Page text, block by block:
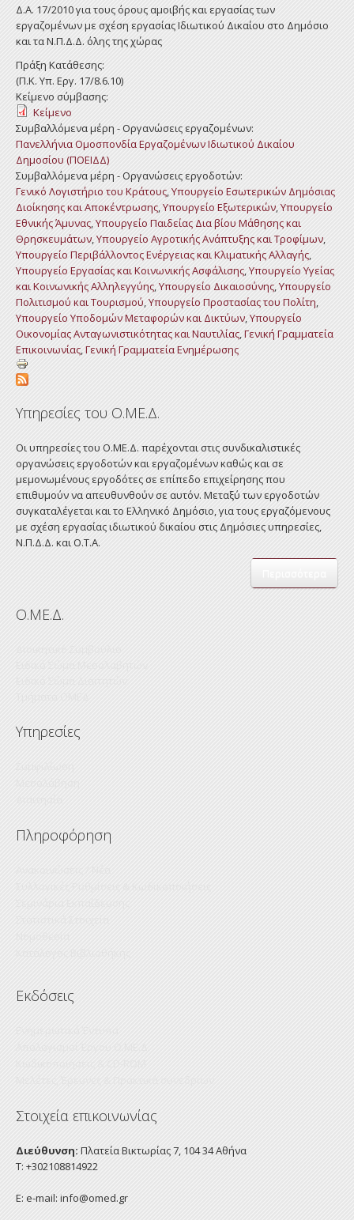
Δ.Α. 17/2010 για τους όρους αμοιβής και εργασίας των
εργαζομένων με σχέση εργασίας Ιδιωτικού Δικαίου στο Δημόσιο
και τα Ν.Π.Δ.Δ. όλης της χώρας
Πράξη Κατάθεσης:
(Π.Κ. Υπ. Εργ. 17/8.6.10)
Κείμενο σύμβασης:
Κείμενο
Συμβαλλόμενα μέρη - Οργανώσεις εργαζομένων:
Πανελλήνια Ομοσπονδία Εργαζομένων Ιδιωτικού Δικαίου
Δημοσίου (ΠΟΕΙΔΔ)
Συμβαλλόμενα μέρη - Οργανώσεις εργοδοτών:
Γενικό Λογιστήριο του Κράτους,Υπουργείο Εσωτερικών Δημόσιας
Διοίκησης και Αποκέντρωσης,Υπουργείο Εξωτερικών,Υπουργείο
Εθνικής Άμυνας,Υπουργείο Παιδείας Δια βίου Μάθησης και
Θρησκευμάτων,Υπουργείο Αγροτικής Ανάπτυξης και Τροφίμων,
Υπουργείο Περιβάλλοντος Ενέργειας και Κλιματικής Αλλαγής,
Υπουργείο Εργασίας και Κοινωνικής Ασφάλισης,Υπουργείο Υγείας
και Κοινωνικής Αλληλεγγύης,Υπουργείο Δικαιοσύνης,Υπουργείο
Πολιτισμού και Τουρισμού,Υπουργείο Προστασίας του Πολίτη,
Υπουργείο Υποδομών Μεταφορών και Δικτύων,Υπουργείο
Οικονομίας Ανταγωνιστικότητας και Ναυτιλίας,Γενική Γραμματεία
Επικοινωνίας,Γενική Γραμματεία Ενημέρωσης
Υπηρεσίες του Ο.ΜΕ.Δ.
Οι υπηρεσίες του Ο.ΜΕ.Δ. παρέχονται στις συνδικαλιστικές
οργανώσεις εργοδοτών και εργαζομένων καθώς και σε
μεμονωμένους εργοδότες σε επίπεδο επιχείρησης που
επιθυμούν να απευθυνθούν σε αυτόν. Μεταξύ των εργοδοτών
συγκαταλέγεται και το Ελληνικό Δημόσιο, για τους εργαζόμενους
με σχέση εργασίας ιδιωτικού δικαίου στις Δημόσιες υπηρεσίες,
Ν.Π.Δ.Δ. και Ο.Τ.Α.
Ο.ΜΕ.Δ.
Υπηρεσίες
Πληροφόρηση
Εκδόσεις
Στοιχεία επικοινωνίας
Διεύθυνση: Πλατεία Βικτωρίας 7, 104 34 Αθήνα
Τ: +302108814922
E: e-mail: info@omed.gr